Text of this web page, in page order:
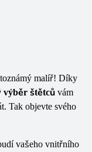
malíř! Díky
výběr štětců vám
Tak objevte svého
vašeho vnitřního